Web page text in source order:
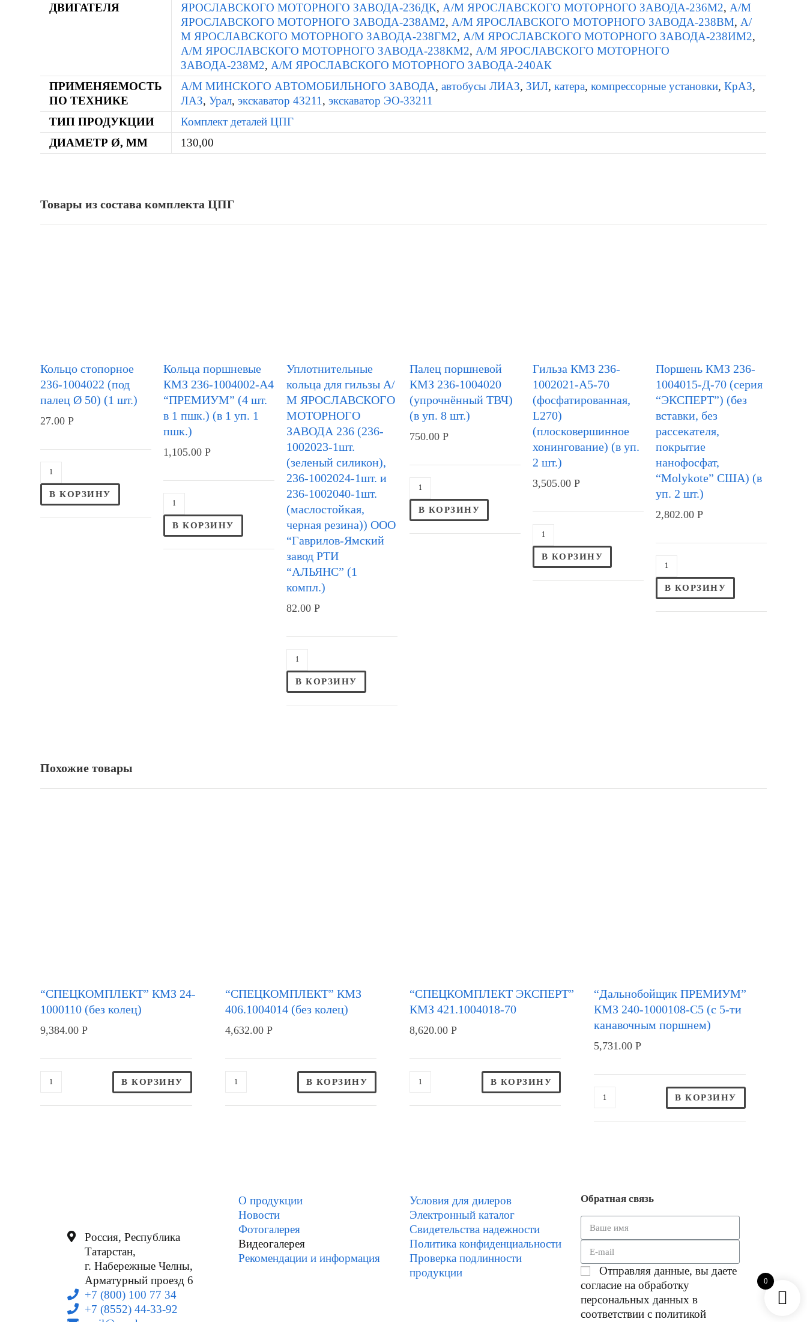
ДВИГАТЕЛЯ
ЯРОСЛАВСКОГО МОТОРНОГО ЗАВОДА-236ДК, А/М ЯРОСЛАВСКОГО МОТОРНОГО ЗАВОДА-236М2, А/М
ЯРОСЛАВСКОГО МОТОРНОГО ЗАВОДА-238АМ2, А/М ЯРОСЛАВСКОГО МОТОРНОГО ЗАВОДА-238ВМ, А/
М ЯРОСЛАВСКОГО МОТОРНОГО ЗАВОДА-238ГМ2, А/М ЯРОСЛАВСКОГО МОТОРНОГО ЗАВОДА-238ИМ2,
А/М ЯРОСЛАВСКОГО МОТОРНОГО ЗАВОДА-238КМ2, А/М ЯРОСЛАВСКОГО МОТОРНОГО
ЗАВОДА-238М2, А/М ЯРОСЛАВСКОГО МОТОРНОГО ЗАВОДА-240АК
ПРИМЕНЯЕМОСТЬ
ПО ТЕХНИКЕ
А/М МИНСКОГО АВТОМОБИЛЬНОГО ЗАВОДА,автобусы ЛИАЗ, ЗИЛ,катера,компрессорные установки,КрАЗ,
ЛАЗ,Урал,экскаватор 43211 ,экскаватор ЭО-33211
ТИП ПРОДУКЦИИ
Комплект деталей ЦПГ
ДИАМЕТР Ø, ММ
130,00
Товары из состава комплекта ЦПГ
Кольцо стопорное
236-1004022 (под
палец Ø 50) (1 шт.)
27.00Р
В КОРЗИНУ
Кольца поршневые
КМЗ 236-1004002-А4
“ПРЕМИУМ” (4 шт.
в 1 пшк.) (в 1 уп. 1
пшк.)
1,105.00Р
В КОРЗИНУ
Уплотнительные
кольца для гильзы А/
М ЯРОСЛАВСКОГО
МОТОРНОГО
ЗАВОДА 236 (236-
1002023-1шт.
(зеленый силикон),
236-1002024-1шт. и
236-1002040-1шт.
(маслостойкая,
черная резина)) ООО
“Гаврилов-Ямский
завод РТИ
“АЛЬЯНС” (1
компл.)
82.00Р
В КОРЗИНУ
Палец поршневой
КМЗ 236-1004020
(упрочнённый ТВЧ)
(в уп. 8 шт.)
750.00 Р
В КОРЗИНУ
Гильза КМЗ 236-
1002021-А5-70
(фосфатированная,
L270)
(плосковершинное
хонингование) (в уп.
2 шт.)
3,505.00 Р
В КОРЗИНУ
Поршень КМЗ 236-
1004015-Д-70 (серия
“ЭКСПЕРТ”) (без
вставки, без
рассекателя,
покрытие
нанофосфат,
“Molykote” США) (в
уп. 2 шт.)
2,802.00 Р
В КОРЗИНУ
Похожие товары
“СПЕЦКОМПЛЕКТ” КМЗ 24-
1000110 (без колец)
9,384.00Р
В КОРЗИНУ
“СПЕЦКОМПЛЕКТ” КМЗ
406.1004014 (без колец)
4,632.00 Р
В КОРЗИНУ
“СПЕЦКОМПЛЕКТ ЭКСПЕРТ”
КМЗ 421.1004018-70
8,620.00 Р
В КОРЗИНУ
“Дальнобойщик ПРЕМИУМ”
КМЗ 240-1000108-С5 (с 5-ти
канавочным поршнем)
5,731.00Р
В КОРЗИНУ
Россия, Республика
Татарстан,
г. Набережные Челны,
Арматурный проезд 6
+7 (800) 100 77 34
+7 (8552) 44-33-92
О продукции
Новости
Фотогалерея
Видеогалерея
Рекомендации и информация
Условия для дилеров
Электронный каталог
Свидетельства надежности
Политика конфиденциальности
Проверка подлинности
продукции
Обратная связь
Отправляя данные, вы даете
согласие на обработку
персональных данных в
соответствии с политикой
0